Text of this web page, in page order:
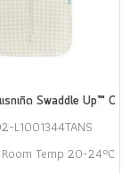
- Oatmeal แบรนด์
แรกเกิด Swaddle Up™
L1001344TANS
Temp 20-24°C